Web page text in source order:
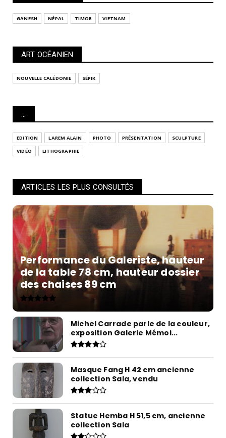
GANESH NÉPAL TIMOR VIETNAM
ART OCÉANIEN
NOUVELLE CALÉDONIE SÉPIK
...
EDITION LAREM ALAIN PHOTO PRÉSENTATION
SCULPTURE
VIDÉO
LITHOGRAPHIE
ARTICLES LES PLUS CONSULTÉS
Performance du Galeriste, hauteur
de la table 78 cm, hauteur dossier
des chaises 89 cm
Michel Carrade parle de la couleur,
exposition Galerie Mémoi...
Masque Fang H 42 cm ancienne
collection Sala, vendu
Statue Hemba H 51,5 cm, ancienne
collection Sala